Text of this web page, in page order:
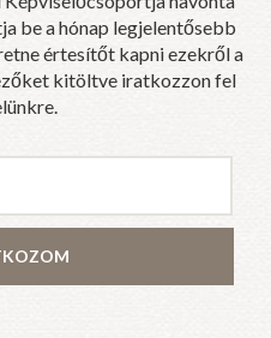
be a hónap legjelentősebb
értesítőt kapni ezekről a
kitöltve iratkozzon fel